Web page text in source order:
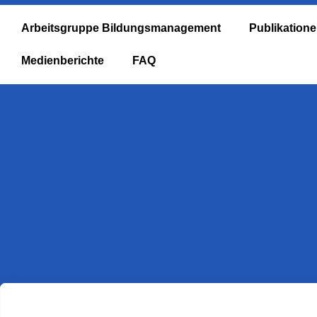
Arbeitsgruppe Bildungsmanagement
Medienberichte FAQ